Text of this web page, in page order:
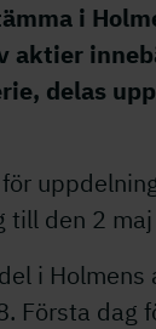
i
aktier
delas
till den 2
i
Första dag